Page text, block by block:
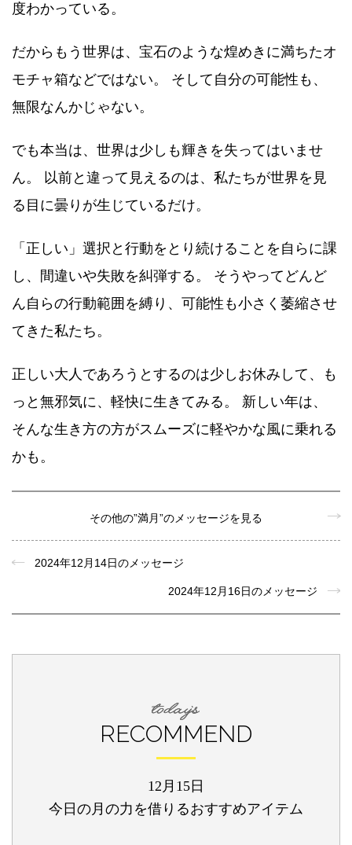
度わかっている。
だからもう世界は、宝石のような煌めきに満ちたオ
モチャ箱などではない。 そして自分の可能性も、
無限なんかじゃない。
でも本当は、世界は少しも輝きを失ってはいませ
ん。 以前と違って見えるのは、私たちが世界を見
る目に曇りが生じているだけ。
「正しい」選択と行動をとり続けることを自らに課
し、間違いや失敗を糾弾する。 そうやってどんど
ん自らの行動範囲を縛り、可能性も小さく萎縮させ
てきた私たち。
正しい大人であろうとするのは少しお休みして、も
っと無邪気に、軽快に生きてみる。 新しい年は、
そんな生き方の方がスムーズに軽やかな風に乗れる
かも。
その他の”満月”のメッセージを見る
2024年12月14日のメッセージ
2024年12月16日のメッセージ
RECOMMEND
12月15日
今日の月の力を借りるおすすめアイテム